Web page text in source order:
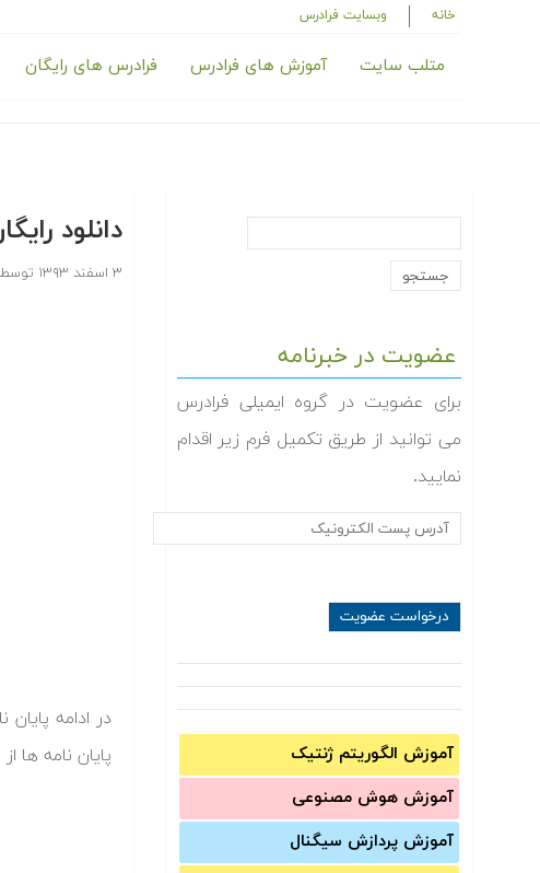
خانه وبسایت فرادرس
متلب سایت آموزش های فرادرس فرادرس های رایگان
عضویت در خبرنامه
برای عضویت در گروه ایمیلی فرادرس
می توانید از طریق تکمیل فرم زیر اقدام
نمایید.
آموزش الگوریتم ژنتیک
آموزش‌ هوش مصنوعی
آموزش‌ پردازش سیگنال
دانلود
۳ اسفند ۱۳۹۳ توسط
پایان نامه ها